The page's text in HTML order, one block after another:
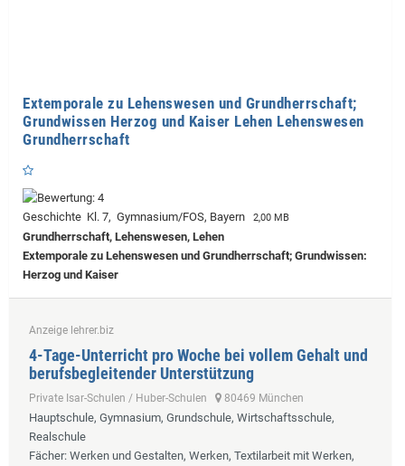
Extemporale zu Lehenswesen und Grundherrschaft;
Grundwissen Herzog und Kaiser Lehen Lehenswesen
Grundherrschaft
Geschichte Kl. 7, Gymnasium/FOS, Bayern 2,00 MB
Grundherrschaft, Lehenswesen, Lehen
Extemporale zu Lehenswesen und Grundherrschaft; Grundwissen:
Herzog und Kaiser
Anzeige lehrer.biz
4-Tage-Unterricht pro Woche bei vollem Gehalt und
berufsbegleitender Unterstützung
Private Isar-Schulen / Huber-Schulen 80469 München
Hauptschule, Gymnasium, Grundschule, Wirtschaftsschule,
Realschule
Fächer: Werken und Gestalten, Werken, Textilarbeit mit Werken,